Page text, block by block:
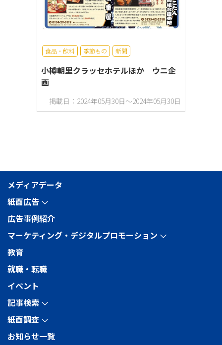
食品・飲料 季節もの 新聞
小樽朝里クラッセホテルほか ウニ企
画
掲載日：2024年05月30日～2024年05月30日
メディアデータ
紙面広告 arrow_forward_ios
広告事例紹介
マーケティング・デジタルプロモーション arrow_forward_ios
教育
就職・転職
イベント
記事検索 arrow_forward_ios
紙面調査 arrow_forward_ios
お知らせ一覧